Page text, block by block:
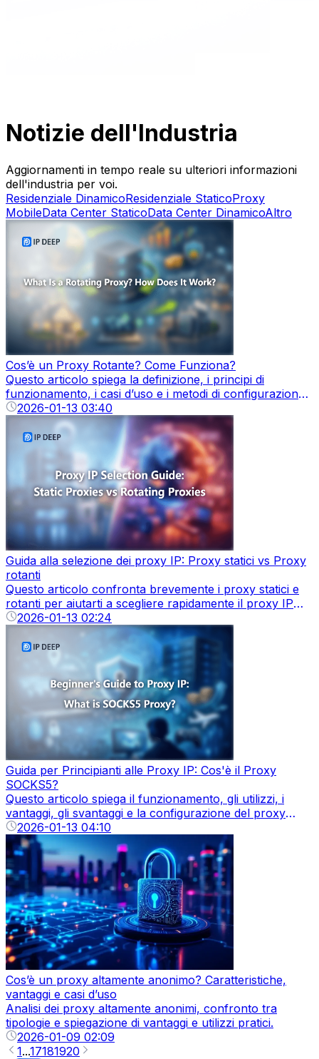
Notizie dell'Industria
Aggiornamenti in tempo reale su ulteriori informazioni
dell'industria per voi.
Residenziale DinamicoResidenziale StaticoProxy
MobileData Center StaticoData Center DinamicoAltro
Cos’è un Proxy Rotante? Come Funziona?
Questo articolo spiega la definizione, i principi di
funzionamento, i casi d’uso e i metodi di configurazione
dei proxy rotanti, aiutando gli utenti a capire come la
rotazione dinamica degli IP permetta un accesso stabile,
sicuro e ad alta frequenza.
2026-01-13 03:40
Guida alla selezione dei proxy IP: Proxy statici vs Proxy
rotanti
Questo articolo confronta brevemente i proxy statici e
rotanti per aiutarti a scegliere rapidamente il proxy IP
giusto per la sicurezza degli account o le esigenze di
scraping dei dati.
2026-01-13 02:24
Guida per Principianti alle Proxy IP: Cos'è il Proxy
SOCKS5?
Questo articolo spiega il funzionamento, gli utilizzi, i
vantaggi, gli svantaggi e la configurazione del proxy
SOCKS5, aiutando gli utenti a migliorare anonimato,
sicurezza e prestazioni di rete.
2026-01-13 04:10
Cos’è un proxy altamente anonimo? Caratteristiche,
vantaggi e casi d’uso
Analisi dei proxy altamente anonimi, confronto tra
tipologie e spiegazione di vantaggi e utilizzi pratici.
2026-01-09 02:09
1...17181920